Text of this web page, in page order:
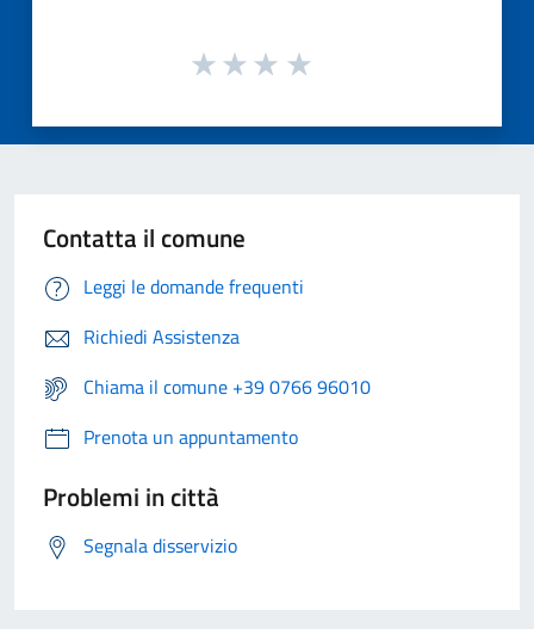
Contatta il comune
Leggi le domande frequenti
Richiedi Assistenza
Chiama il comune +39 0766 96010
Prenota un appuntamento
Problemi in città
Segnala disservizio